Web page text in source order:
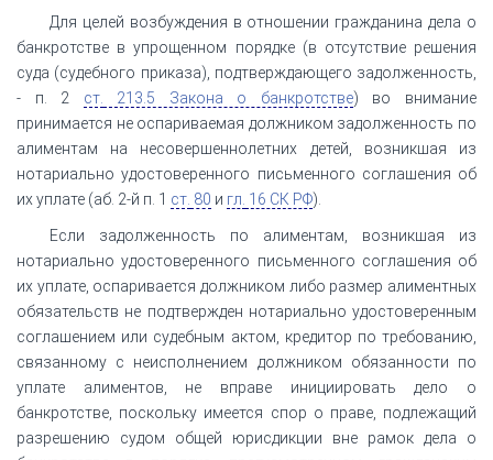
Для целей возбуждения в отношении гражданина дела о
банкротстве в упрощенном порядке (в отсутствие решения
суда (судебного приказа), подтверждающего задолженность,
- п. 2 ст. 213.5 Закона о банкротстве) во внимание
принимается не оспариваемая должником задолженность по
алиментам на несовершеннолетних детей, возникшая из
нотариально удостоверенного письменного соглашения об
их уплате (аб. 2-й п. 1 ст. 80 и гл. 16 СК РФ).
Если задолженность по алиментам, возникшая из
нотариально удостоверенного письменного соглашения об
их уплате, оспаривается должником либо размер алиментных
обязательств не подтвержден нотариально удостоверенным
соглашением или судебным актом, кредитор по требованию,
связанному с неисполнением должником обязанности по
уплате алиментов, не вправе инициировать дело о
банкротстве, поскольку имеется спор о праве, подлежащий
разрешению судом общей юрисдикции вне рамок дела о